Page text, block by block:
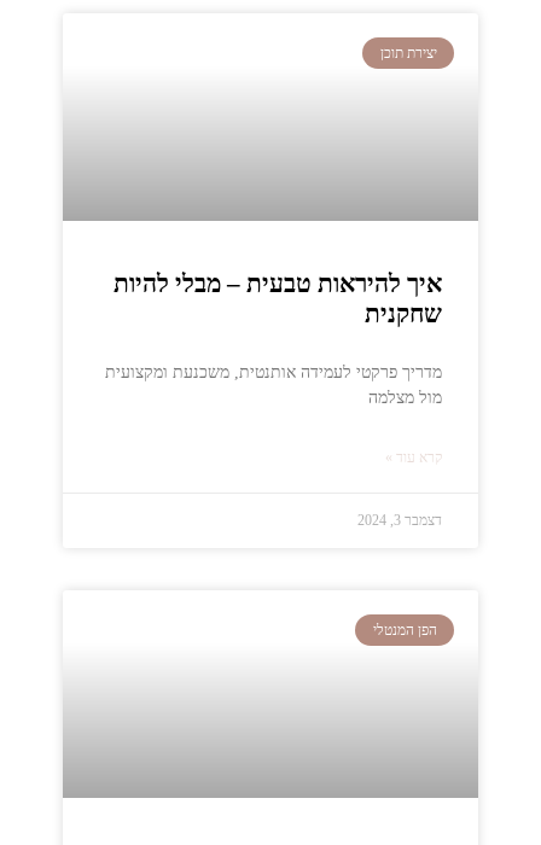
יצירת תוכן
איך להיראות טבעית – מבלי להיות
שחקנית
מדריך פרקטי לעמידה אותנטית, משכנעת ומקצועית
מול מצלמה
קרא עוד »
דצמבר 3, 2024
הפן המנטלי